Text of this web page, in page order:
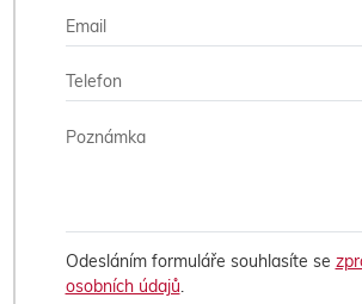
Odesláním formuláře souhlasíte se
osobních údajů.